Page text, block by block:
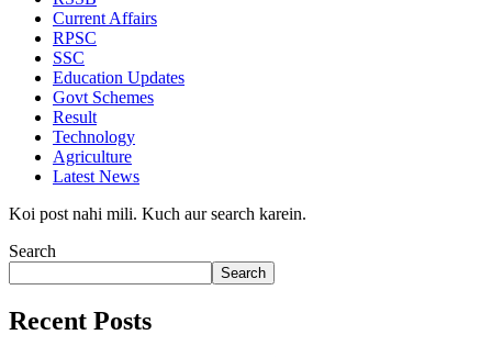
Current Affairs
RPSC
SSC
Education Updates
Govt Schemes
Result
Technology
Agriculture
Latest News
Koi post nahi mili. Kuch aur search karein.
Search
Search
Recent Posts